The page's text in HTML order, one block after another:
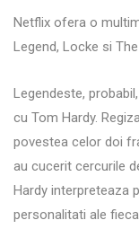
Netflix ofera o
Legend, Locke si
Legendeste,
cu Tom Hardy.
povestea celor doi
au cucerit cercurile
Hardy interpreteaza
personalitati ale